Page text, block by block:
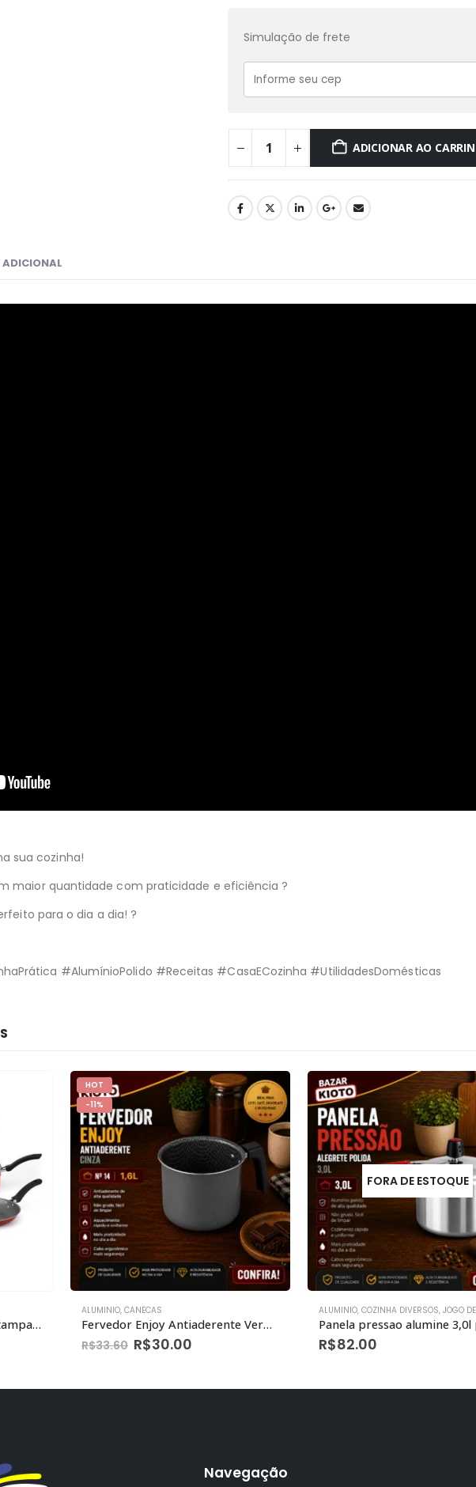
Simulação de frete
ADICIONAR AO
sua cozinha!
maior quantidade com praticidade e eficiência ?
para o dia a dia! ?
#AlumínioPolido #Receitas #CasaECozinha #UtilidadesDomésticas
Jogo panelas enjoy 6 peças tampa vidro e panela pressão
HOT
-11%
ALUMINIO, CANECAS
Fervedor Enjoy Antiaderente Vermelho Nº 14 1,6l
R$33.60 R$30.00
FORA DE ESTOQUE
ALUMINIO, COZINHA DIVERSOS, JOGO
Panela pressao alumine
R$82.00
Navegação